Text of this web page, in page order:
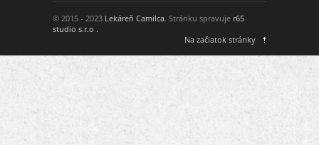
© 2015 - 2023 Lekáreň Camilca. Stránku spravuje r65
studio s.r.o .
Na začiatok stránky